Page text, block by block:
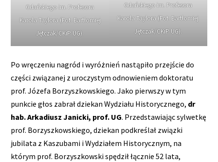
Gdańskiego im. Profesora
Karola Taylora (Fot. Bartłomiej
Jętczak/CKiP UG).
Gdańskiego im. Profesora
Karola Taylora (Fot. Bartłomiej
Jętczak/CKiP UG).
Po wręczeniu nagród i wyróżnień nastąpiło przejście do
części związanej z uroczystym odnowieniem doktoratu
prof. Józefa Borzyszkowskiego. Jako pierwszy w tym
punkcie głos zabrał dziekan Wydziału Historycznego, dr
hab. Arkadiusz Janicki, prof. UG. Przedstawiając sylwetkę
prof. Borzyszkowskiego, dziekan podkreślał związki
jubilata z Kaszubami i Wydziałem Historycznym, na
którym prof. Borzyszkowski spędził łącznie 52 lata,